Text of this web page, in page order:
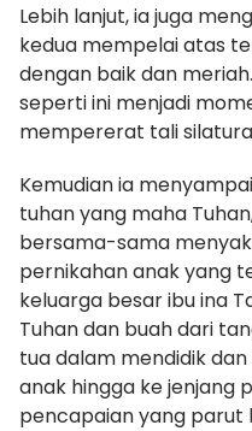
Lebih lanjut, ia juga
kedua mempelai atas
dengan baik dan
seperti ini menjadi
mempererat tali
Kemudian ia
tuhan yang maha
bersama-sama
pernikahan anak yang
keluarga besar ibu ina
Tuhan dan buah dari
tua dalam mendidik
anak hingga ke jenjang
pencapaian yang parut